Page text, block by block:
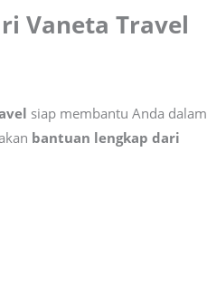
Vaneta Travel
siap membantu Anda dalam
bantuan lengkap dari